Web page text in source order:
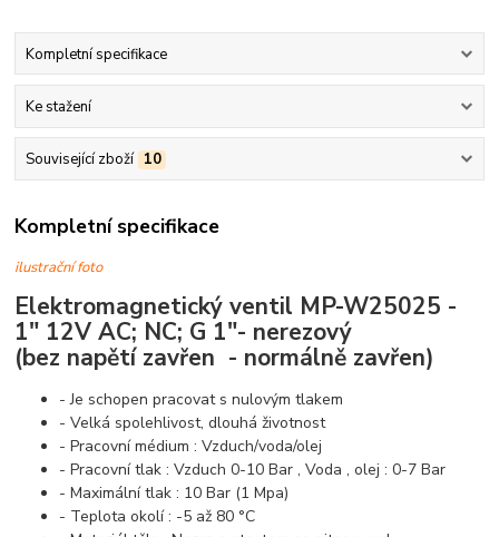
Kompletní specifikace
Ke stažení
Související zboží 10
Kompletní specifikace
ilustrační foto
Elektromagnetický ventil MP-W25025 -
1" 12V AC; NC; G 1"- nerezový
(bez napětí zavřen - normálně zavřen)
- Je schopen pracovat s nulovým tlakem
- Velká spolehlivost, dlouhá životnost
- Pracovní médium : Vzduch/voda/olej
- Pracovní tlak : Vzduch 0-10 Bar , Voda , olej : 0-7 Bar
- Maximální tlak : 10 Bar (1 Mpa)
- Teplota okolí : -5 až 80 °C